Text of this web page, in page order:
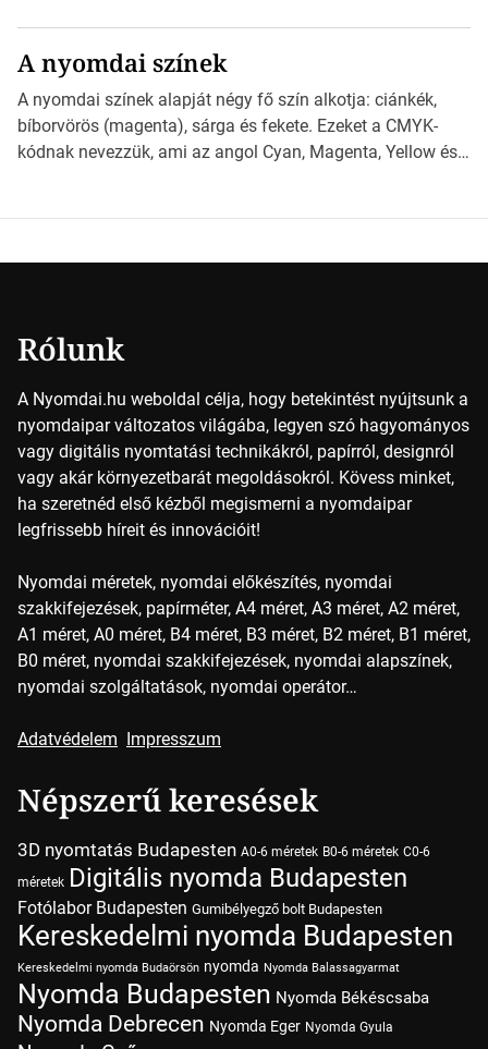
*Hirdetés Ebben a cikkben a papírméretek izgalmas
világába kalauzolunk el téged, hogy jobban megértsd,
milyen szempontok alapján érdemes választanod a
jövőben. Bevezetés a papírméretek világába A […]
A nyomdai színek
A nyomdai színek alapját négy fő szín alkotja: ciánkék,
bíborvörös (magenta), sárga és fekete. Ezeket a CMYK-
kódnak nevezzük, ami az angol Cyan, Magenta, Yellow és
Rólunk
A Nyomdai.hu weboldal célja, hogy betekintést nyújtsunk a
nyomdaipar változatos világába, legyen szó hagyományos
vagy digitális nyomtatási technikákról, papírról, designról
vagy akár környezetbarát megoldásokról. Kövess minket,
ha szeretnéd első kézből megismerni a nyomdaipar
legfrissebb híreit és innovációit!
Nyomdai méretek, nyomdai előkészítés, nyomdai
szakkifejezések, papírméter, A4 méret, A3 méret, A2 méret,
A1 méret, A0 méret, B4 méret, B3 méret, B2 méret, B1 méret,
B0 méret, nyomdai szakkifejezések, nyomdai alapszínek,
nyomdai szolgáltatások, nyomdai operátor…
Adatvédelem Impresszum
Népszerű keresések
3D nyomtatás Budapesten A0-6 méretek B0-6 méretek C0-6
méretek Digitális nyomda Budapesten
Fotólabor Budapesten Gumibélyegző bolt Budapesten
Kereskedelmi nyomda Budapesten
Kereskedelmi nyomda Budaörsön nyomda Nyomda Balassagyarmat
Nyomda Budapesten Nyomda Békéscsaba
Nyomda Debrecen Nyomda Eger Nyomda Gyula